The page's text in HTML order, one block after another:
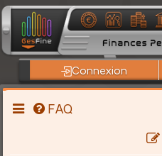
Connexion
FAQ